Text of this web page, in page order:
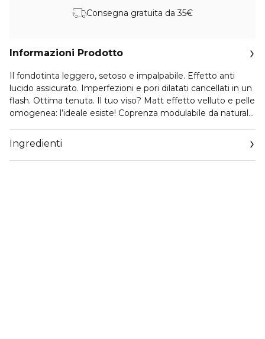
Consegna gratuita da 35€
Informazioni Prodotto
Il fondotinta leggero, setoso e impalpabile. Effetto anti
lucido assicurato. Imperfezioni e pori dilatati cancellati in un
flash. Ottima tenuta. Il tuo viso? Matt effetto velluto e pelle
omogenea: l’ideale esiste! Coprenza modulabile da naturale
ritocchi fuori casa.
Per pelli da normali a miste-grasse.
Ingredienti